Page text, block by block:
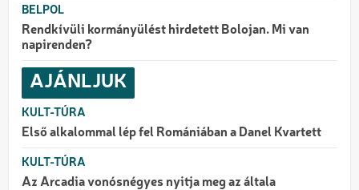
BELPOL
Rendkívüli kormányülést hirdetett Bolojan. Mi van
napirenden?
AJÁNLJUK
KULT-TÚRA
Első alkalommal lép fel Romániában a Danel Kvartett
KULT-TÚRA
Az Arcadia vonósnégyes nyitja meg az általa